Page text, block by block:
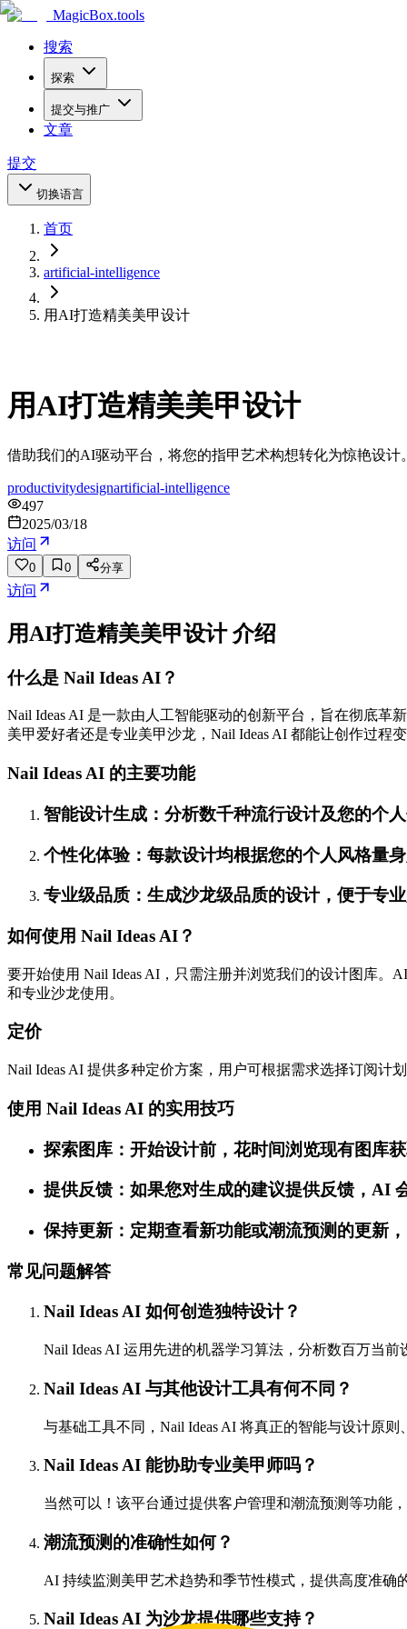
MagicBox.tools
搜索
探索
提交与推广
文章
提交
切换语言
首页
artificial-intelligence
用AI打造精美美甲设计
用AI打造精美美甲设计
借助我们的AI驱动平台，将您的指甲艺术构想转化为惊艳设
productivitydesignartificial-intelligence
497
2025/03/18
访问
0 0 分享
访问
用AI打造精美美甲设计 介绍
什么是 Nail Ideas AI？
Nail Ideas AI 是一款由人工智能驱动的创新平台，旨在彻底
美甲爱好者还是专业美甲沙龙，Nail Ideas AI 都能让创作过程
Nail Ideas AI 的主要功能
智能设计生成：分析数千种流行设计及您的个
个性化体验：每款设计均根据您的个人风格量
专业级品质：生成沙龙级品质的设计，便于专
如何使用 Nail Ideas AI？
要开始使用 Nail Ideas AI，只需注册并浏览我们的设计图库
和专业沙龙使用。
定价
Nail Ideas AI 提供多种定价方案，用户可根据需求选择订阅
使用 Nail Ideas AI 的实用技巧
探索图库：开始设计前，花时间浏览现有图库
提供反馈：如果您对生成的建议提供反馈，AI
保持更新：定期查看新功能或潮流预测的更新
常见问题解答
Nail Ideas AI 如何创造独特设计？
Nail Ideas AI 运用先进的机器学习算法，分析数百万当
Nail Ideas AI 与其他设计工具有何不同？
与基础工具不同，Nail Ideas AI 将真正的智能与设计原
Nail Ideas AI 能协助专业美甲师吗？
当然可以！该平台通过提供客户管理和潮流预测等功能
潮流预测的准确性如何？
AI 持续监测美甲艺术趋势和季节性模式，提供高度准确
Nail Ideas AI 为沙龙提供哪些支持？